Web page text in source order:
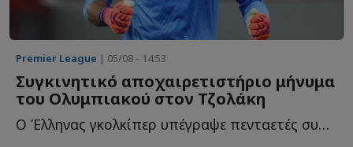
Premier League | 05/08 - 14:53
Συγκινητικό αποχαιρετιστήριο μήνυμα
του Ολυμπιακού στον Τζολάκη
Ο Έλληνας γκολκίπερ υπέγραψε πενταετές συμβόλαιο συνεργασίας μ...